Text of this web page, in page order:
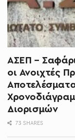
ΑΣΕΠ –
οι Ανοιχτές
Διορισμών
73 SHARES